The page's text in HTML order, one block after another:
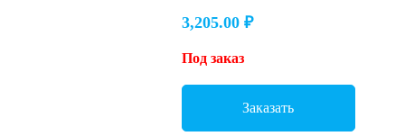
3,205.00 ₽
Под заказ
Заказать